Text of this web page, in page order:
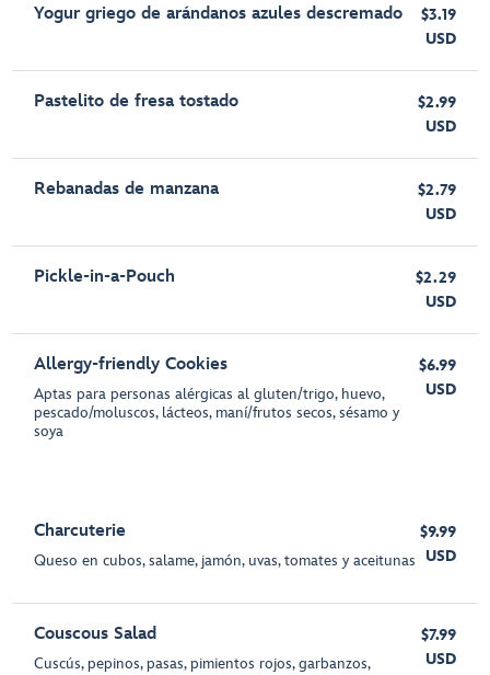
Yogur griego de arándanos azules descremado
$3.19
USD
Pastelito de fresa tostado
$2.99
USD
Rebanadas de manzana
$2.79
USD
Pickle-in-a-Pouch
$2.29
USD
Allergy-friendly Cookies
Aptas para personas alérgicas al gluten/trigo, huevo,
pescado/moluscos, lácteos, maní/frutos secos, sésamo y
soya
$6.99
USD
Charcuterie
Queso en cubos, salame, jamón, uvas, tomates y aceitunas
$9.99
USD
Couscous Salad
Cuscús, pepinos, pasas, pimientos rojos, garbanzos,
$7.99
USD